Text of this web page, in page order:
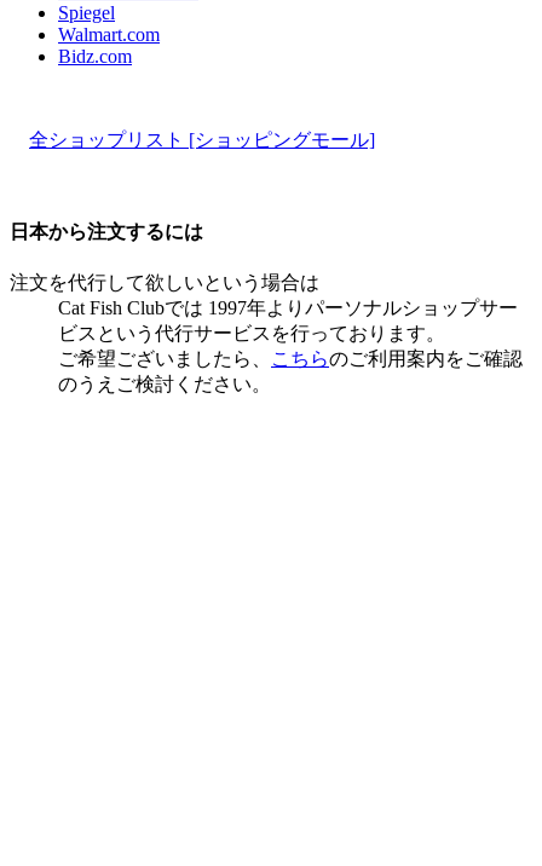
Spiegel
Walmart.com
Bidz.com
全ショップリスト [ショッピングモール]
日本から注文するには
注文を代行して欲しいという場合は
Cat Fish Clubでは 1997年よりパーソナルショップサー
ビスという代行サービスを行っております。
ご希望ございましたら、
こちらのご利用案内をご確認
のうえご検討ください。